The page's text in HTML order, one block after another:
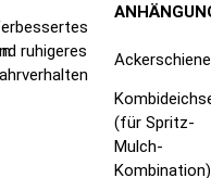
ruhigeres
(für Spritz-
Mulch-
Kombination)